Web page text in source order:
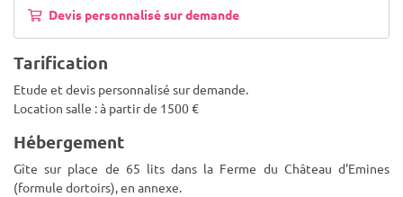
Devis personnalisé sur demande
Tarification
Etude et devis personnalisé sur demande.
Location salle : à partir de 1500 €
Hébergement
Gîte sur place de 65 lits dans la Ferme du Château d'Emines
(formule dortoirs), en annexe.